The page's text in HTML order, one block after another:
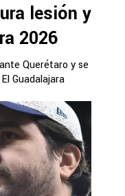
lesión y
2026
Querétaro y se
Guadalajara